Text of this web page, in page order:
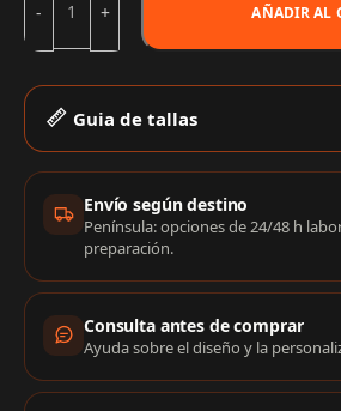
AÑADIR AL
Guia de tallas
Información de compra
Envío según destino
Península: opciones de 24/48 h
preparación.
Consulta antes de comprar
Ayuda sobre el diseño y la